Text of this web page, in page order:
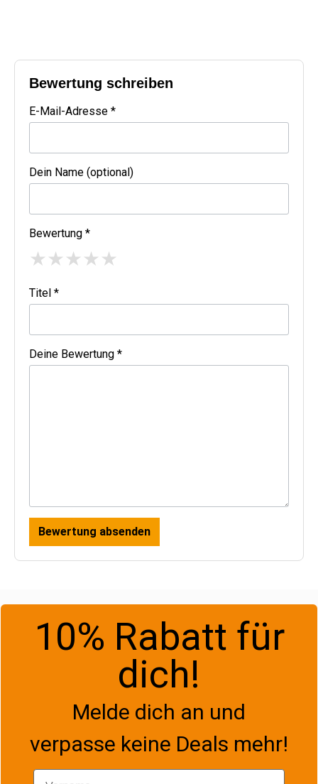
Bewertung schreiben
E-Mail-Adresse *
Dein Name (optional)
Bewertung *
★★★★★
Titel *
Deine Bewertung *
Bewertung absenden
10% Rabatt für
dich!
Melde dich an und
verpasse keine Deals mehr!
Vorname